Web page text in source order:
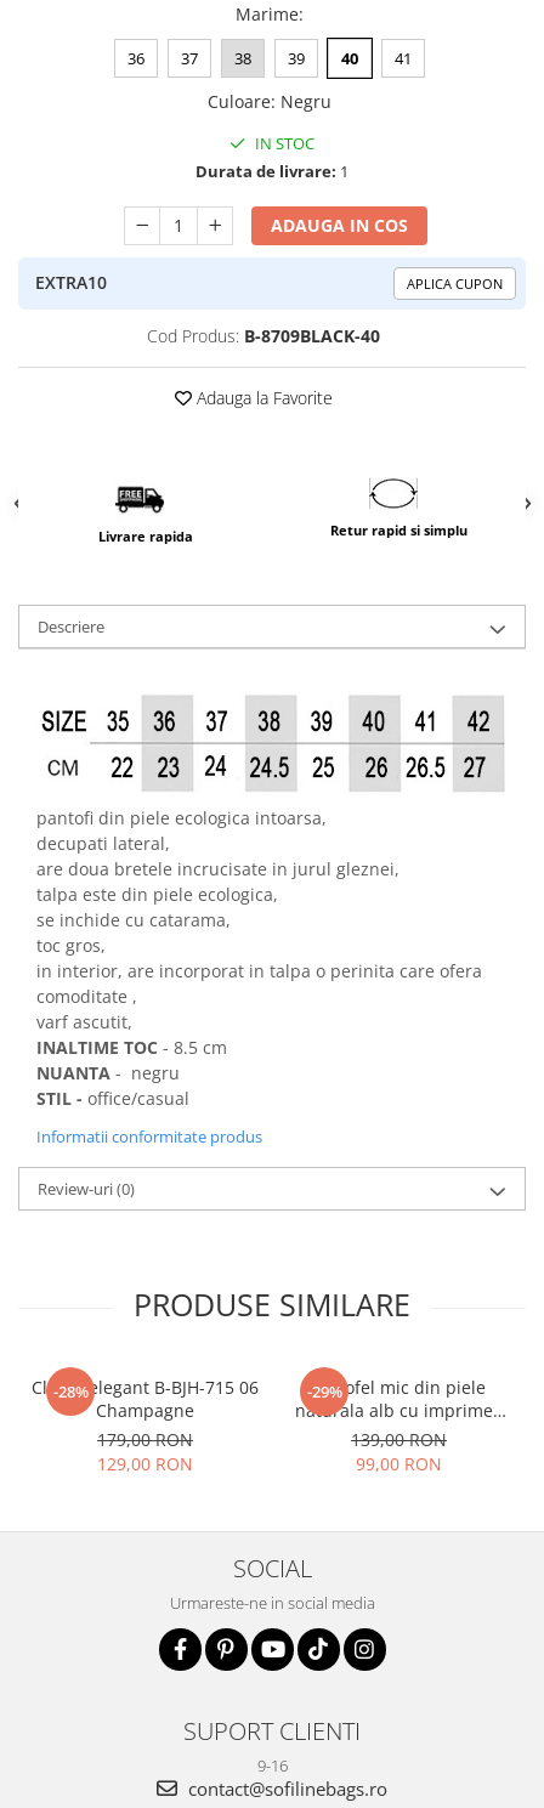
Marime:
36 37 38 39 40 41
Culoare: Negru
IN STOC
Durata de livrare: 1
ADAUGA IN COS
EXTRA10 APLICA CUPON
Cod Produs: B-8709BLACK-40
Adauga la Favorite
Livrare rapida Retur rapid si simplu
Descriere
pantofi din piele ecologica intoarsa,
decupati lateral,
are doua bretele incrucisate in jurul gleznei,
talpa este din piele ecologica,
se inchide cu catarama,
toc gros,
in interior, are incorporat in talpa o perinita care ofera
comoditate ,
varf ascutit,
INALTIME TOC - 8.5 cm
NUANTA - negru
STIL - office/casual
Informatii conformitate produs
Review-uri(0)
PRODUSE SIMILARE
-28%
Clutch elegant B-BJH-715 06
Champagne
179,00 RON
129,00 RON
-29%
Portofel mic din piele
naturala alb cu imprimeu
B-8912 07
139,00 RON
99,00 RON
SOCIAL
Urmareste-ne in social media
SUPORT CLIENTI
9-16
contact@sofilinebags.ro